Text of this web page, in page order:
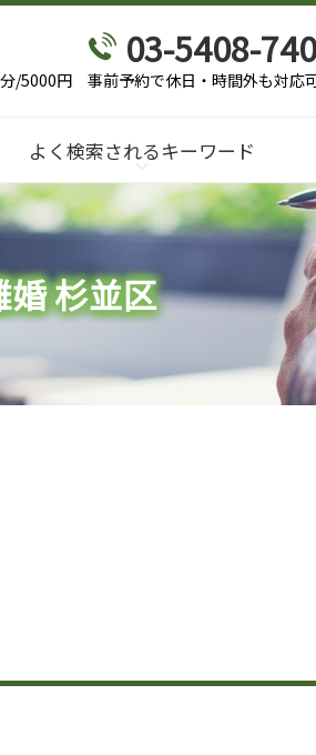
婚 杉並区
03-5408-
/5000円 事前予約で休日・時間外も対応
よく検索されるキーワード